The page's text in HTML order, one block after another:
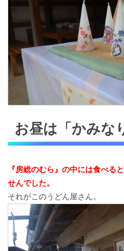
お昼は「かみな
『房総のむら』の中には食べる
せんでした。
それがこのうどん屋さん。